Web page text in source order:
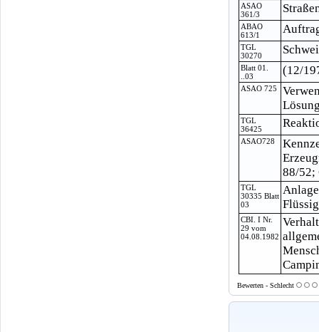
ASAO
361/3
ABAO
613/1
TGL
30270
Blatt 01.
..03
(12/
ASAO 725
TGL
36425
ASAO728
88/52;
TGL
30335 Blatt
03
CBI. I Nr.
29 vom
04.08.1982
Bewerten - Schlecht